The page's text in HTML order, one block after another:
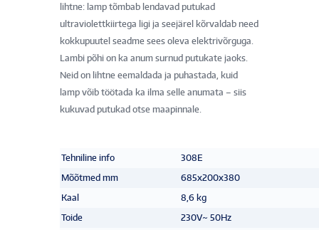
lihtne: lamp tõmbab lendavad putukad
ultraviolettkiirtega ligi ja seejärel kõrvaldab need
kokkupuutel seadme sees oleva elektrivõrguga.
Lambi põhi on ka anum surnud putukate jaoks.
Neid on lihtne eemaldada ja puhastada, kuid
lamp võib töötada ka ilma selle anumata – siis
kukuvad putukad otse maapinnale.
Tehniline info
308E
Mõõtmed mm
685x200x380
Kaal
8,6 kg
Toide
230V~ 50Hz